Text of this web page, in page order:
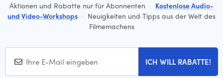
Aktionen und Rabatte nur für Abonnenten · Kostenlose Audio-
und Video-Workshops · Neuigkeiten und Tipps aus der Welt des
Filmemachens
ICH WILL RABATTE!